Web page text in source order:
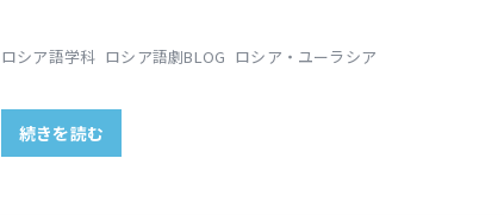
ロシア語学科 ロシア語劇BLOG ロシア・ユーラシア
続きを読む